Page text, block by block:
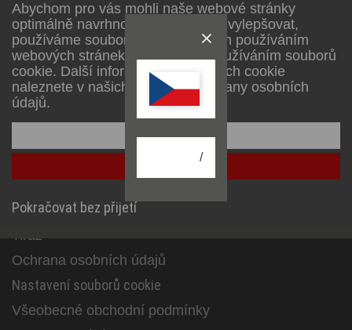
Abychom pro vás mohli naše webové stránky
optimálně navrhnout a neustále je vylepšovat,
používáme soubory cookie. Dalším používáním
webových stránek souhlasíte s používáním souborů
cookie. Další informace o souborech cookie
naleznete v našich zásadách ochrany osobních
údajů.
Konfigurace
Přijmout vše
Pokračovat bez přijetí
/
Service
Podnik
Maloobchodníci a společnosti
Kontakt na společnosti
Právní záležitosti
Tiráž
Ochrana osobních údajů
Nastavení souborů cookie
Všeobecné obchodní podmínky